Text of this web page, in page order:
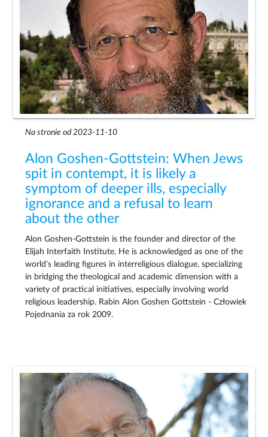
Na stronie od 2023-11-10
Alon Goshen-Gottstein: When Jews
spit in contempt, it is likely a
symptom of deeper ills, especially
ignorance and a refusal to learn
about the other
Alon Goshen-Gottstein is the founder and director of the
Elijah Interfaith Institute. He is acknowledged as one of the
world’s leading figures in interreligious dialogue, specializing
in bridging the theological and academic dimension with a
variety of practical initiatives, especially involving world
religious leadership. Rabin Alon Goshen Gottstein - Człowiek
Pojednania za rok 2009.